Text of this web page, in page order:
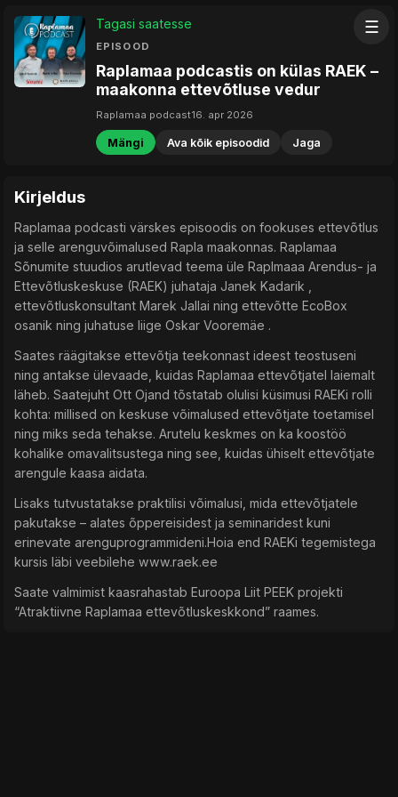
☰
Tagasi saatesse
EPISOOD
Raplamaa podcastis on külas RAEK –
maakonna ettevõtluse vedur
Raplamaa podcast16. apr 2026
Mängi Ava kõik episoodid Jaga
Kirjeldus
Raplamaa podcasti värskes episoodis on fookuses ettevõtlus
ja selle arenguvõimalused Rapla maakonnas. Raplamaa
Sõnumite stuudios arutlevad teema üle Raplmaaa Arendus- ja
Ettevõtluskeskuse (RAEK) juhataja Janek Kadarik ,
ettevõtluskonsultant Marek Jallai ning ettevõtte EcoBox
osanik ning juhatuse liige Oskar Vooremäe .
Saates räägitakse ettevõtja teekonnast ideest teostuseni
ning antakse ülevaade, kuidas Raplamaa ettevõtjatel laiemalt
läheb. Saatejuht Ott Ojand tõstatab olulisi küsimusi RAEKi rolli
kohta: millised on keskuse võimalused ettevõtjate toetamisel
ning miks seda tehakse. Arutelu keskmes on ka koostöö
kohalike omavalitsustega ning see, kuidas ühiselt ettevõtjate
arengule kaasa aidata.
Lisaks tutvustatakse praktilisi võimalusi, mida ettevõtjatele
pakutakse – alates õppereisidest ja seminaridest kuni
erinevate arenguprogrammideni.Hoia end RAEKi tegemistega
kursis läbi veebilehe www.raek.ee
Saate valmimist kaasrahastab Euroopa Liit PEEK projekti
“Atraktiivne Raplamaa ettevõtluskeskkond” raames.